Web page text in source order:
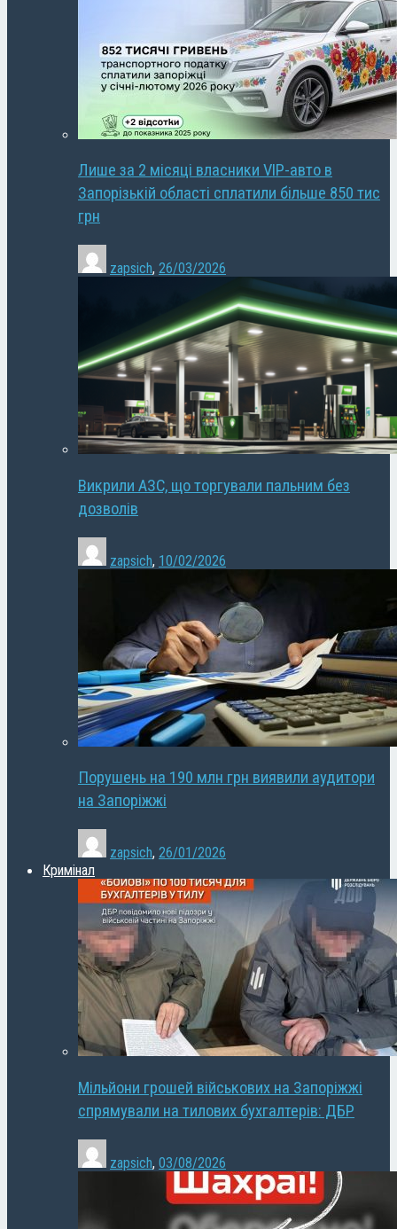
Лише за 2 місяці власники VIP-авто в
Запорізькій області сплатили більше 850 тис
грн
zapsich, 26/03/2026
Викрили АЗС, що торгували пальним без
дозволів
zapsich, 10/02/2026
Порушень на 190 млн грн виявили аудитори
на Запоріжжі
zapsich, 26/01/2026
Кримінал
Мільйони грошей військових на Запоріжжі
спрямували на тилових бухгалтерів: ДБР
zapsich, 03/08/2026